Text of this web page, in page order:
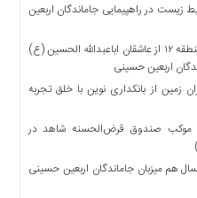
زیست در راهپیمایی جاماندگان اربعین
میزبانی موکب منطقه ۱۲ از عاشقان اباعبدالله الحسین (ع)
اربعین حسینی
زمین از بانکداری نوین با خلق تجربه
موکب صندوق قرض‌الحسنه شاهد در
هم میزبان جاماندگان اربعین حسینی